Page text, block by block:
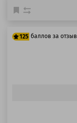
125 баллов за отзыв